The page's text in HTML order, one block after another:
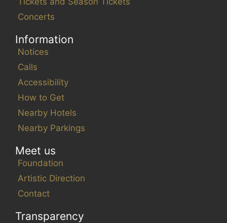
Concerts
Information
Notices
Calls
Accessibility
How to Get
Nearby Hotels
Nearby Parkings
Meet us
Foundation
Artistic Direction
Contact
Transparency